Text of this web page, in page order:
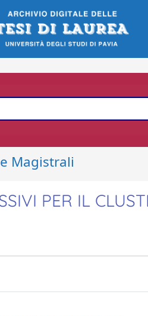
Magistrali
PER IL